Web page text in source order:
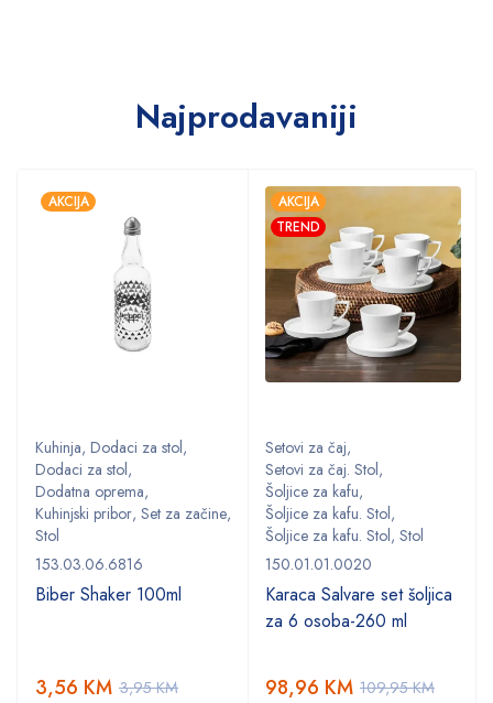
Najprodavaniji
AKCIJA
Kuhinja, Dodaci za stol,
Dodaci za stol,
Dodatna oprema,
Kuhinjski pribor, Set za začine,
Stol
153.03.06.6816
Biber Shaker 100ml
3,95KM
3,56 KM
AKCIJA
TREND
Setovi za čaj,
Setovi za čaj. Stol,
Šoljice za kafu,
Šoljice za kafu. Stol,
Šoljice za kafu. Stol, Stol
150.01.01.0020
Karaca Salvare set šoljica
za 6 osoba-260 ml
109,95KM
98,96 KM